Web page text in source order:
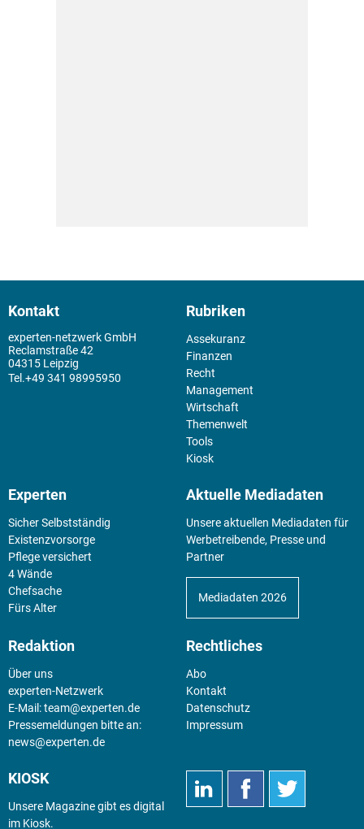
Kontakt
experten-netzwerk GmbH
Reclamstraße 42
04315 Leipzig
+49 341 98995950
Rubriken
Assekuranz
Finanzen
Recht
Management
Wirtschaft
Themenwelt
Tools
Kiosk
Experten
Sicher Selbstständig
Existenz­vorsorge
Pflege versichert
4 Wände
Chefsache
Fürs Alter
Aktuelle Mediadaten
Unsere aktuellen Mediadaten für
Werbetreibende, Presse und
Partner
Mediadaten 2026
Redaktion
Über uns
experten-Netzwerk
E-Mail:team@experten.de
Pressemeldungen bitte an:
news@experten.de
Rechtliches
Abo
Kontakt
Datenschutz
Impressum
KIOSK
Unsere Magazine gibt es digital
im Kiosk.